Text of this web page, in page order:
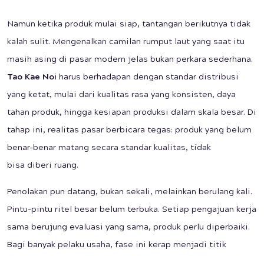
Namun ketika produk mulai siap, tantangan berikutnya tidak
kalah sulit. Mengenalkan camilan rumput laut yang saat itu
masih asing di pasar modern jelas bukan perkara sederhana.
Tao Kae Noi harus berhadapan dengan standar distribusi
yang ketat, mulai dari kualitas rasa yang konsisten, daya
tahan produk, hingga kesiapan produksi dalam skala besar. Di
tahap ini, realitas pasar berbicara tegas: produk yang belum
benar-benar matang secara standar kualitas, tidak
bisa diberi ruang.
Penolakan pun datang, bukan sekali, melainkan berulang kali.
Pintu-pintu ritel besar belum terbuka. Setiap pengajuan kerja
sama berujung evaluasi yang sama, produk perlu diperbaiki.
Bagi banyak pelaku usaha, fase ini kerap menjadi titik